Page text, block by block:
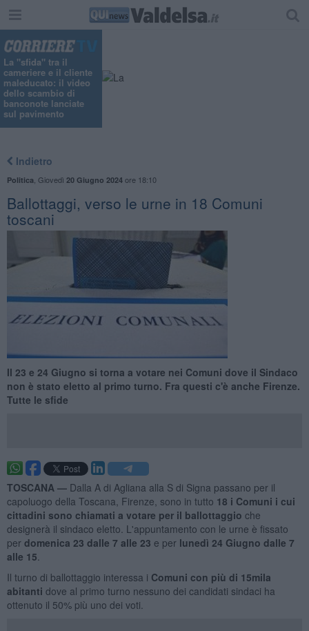
La "sfida" tra il
cameriere e il cliente
maleducato: il video
dello scambio di
banconote lanciate
sul pavimento
Indietro
Politica Giovedì 20 Giugno 2024ore 18:10
Ballottaggi, verso le urne in 18 Comuni
toscani
Il 23 e 24 Giugno si torna a votare nei Comuni dove il Sindaco
non è stato eletto al primo turno. Fra questi c'è anche Firenze.
Tutte le sfide
TOSCANA — Dalla A di Agliana alla S di Signa passano per il
capoluogo della Toscana, Firenze, sono in tutto 18 i Comuni i cui
cittadini sono chiamati a votare per il ballottaggio che
designerà il sindaco eletto. L'appuntamento con le urne è fissato
perdomenica 23 dalle 7 alle 23 e perlunedì 24 Giugno dalle 7
alle 15
Il turno di ballottaggio interessa i Comuni con più di 15mila
abitanti dove al primo turno nessuno dei candidati sindaci ha
ottenuto il 50% più uno dei voti.